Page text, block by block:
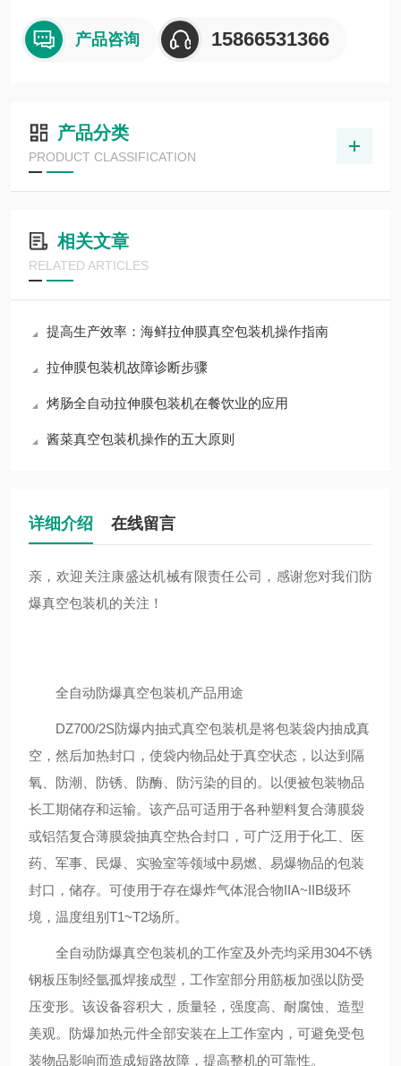
产品咨询 15866531366
产品分类
PRODUCT CLASSIFICATION
相关文章
RELATED ARTICLES
提高生产效率：海鲜拉伸膜真空包装机操作指南
拉伸膜包装机故障诊断步骤
烤肠全自动拉伸膜包装机在餐饮业的应用
酱菜真空包装机操作的五大原则
详细介绍 在线留言
亲，欢迎关注康盛达机械有限责任公司，感谢您对我们防
爆真空包装机的关注！
全自动防爆真空包装机产品用途
DZ700/2S防爆内抽式真空包装机是将包装袋内抽成真
空，然后加热封口，使袋内物品处于真空状态，以达到隔
氧、防潮、防锈、防酶、防污染的目的。以便被包装物品
长工期储存和运输。该产品可适用于各种塑料复合薄膜袋
或铝箔复合薄膜袋抽真空热合封口，可广泛用于化工、医
药、军事、民爆、实验室等领域中易燃、易爆物品的包装
封口，储存。可使用于存在爆炸气体混合物IIA~IIB级环
境，温度组别T1~T2场所。
全自动防爆真空包装机的工作室及外壳均采用304不锈
钢板压制经氩孤焊接成型，工作室部分用筋板加强以防受
压变形。该设备容积大，质量轻，强度高、耐腐蚀、造型
美观。防爆加热元件全部安装在上工作室内，可避免受包
装物品影响而造成短路故障，提高整机的可靠性。